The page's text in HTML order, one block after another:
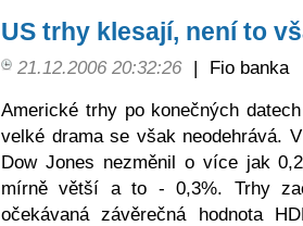
US trhy klesají, není to
21.12.2006 20:32:26 |
Fio banka
Americké trhy po konečných
velké drama se však neodehrává.
Dow Jones nezměnil o více jak
mírně větší a to - 0,3%. Trhy
očekávaná závěrečná hodnota